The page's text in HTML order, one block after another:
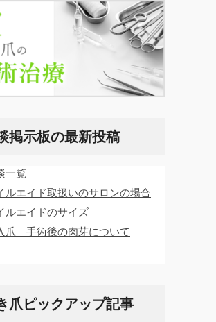
掲示板の最新投稿
一覧
ルエイド取扱いのサロンの場合
ルエイドのサイズ
爪 手術後の肉芽について
爪ピックアップ記事